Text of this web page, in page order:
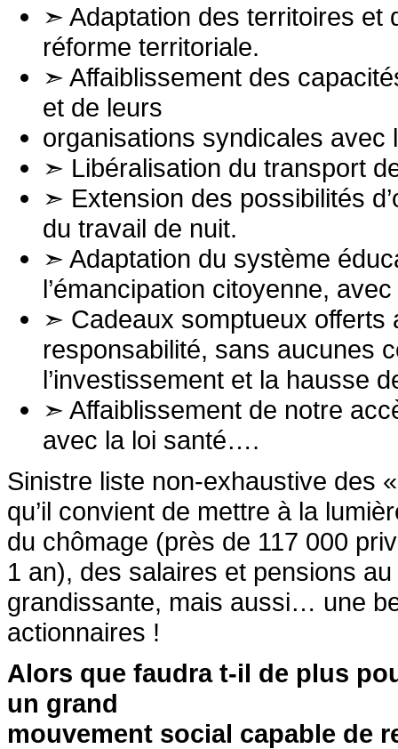
➣ Adaptation des territoires et
réforme territoriale.
➣ Affaiblissement des
et de leurs
organisations syndicales
➣ Libéralisation du transport
➣ Extension des possibilités
du travail de nuit.
➣ Adaptation du système
l’émancipation citoyenne,
➣ Cadeaux somptueux offerts
responsabilité, sans aucunes
l’investissement et la hausse
➣ Affaiblissement de notre
avec la loi santé….
Sinistre liste non-exhaustive des
qu’il convient de mettre à la
du chômage (près de 117 000
1 an), des salaires et pensions
grandissante, mais aussi… une
actionnaires !
Alors que faudra t-il de plus
un grand
mouvement social capable de